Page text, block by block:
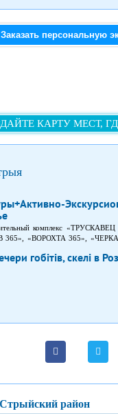
Заказать персональную
КАРТУ МЕСТ,
комплекс
«ВОРОХТА 365»,
365" встретит Вас на
завтрак (для туристов
гобітів, скелі в
Стрыйский район